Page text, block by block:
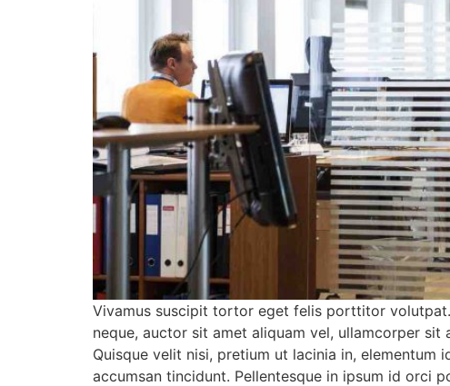
Vivamus suscipit tortor eget felis porttitor
neque, auctor sit amet aliquam vel, ullamcorper
Quisque velit nisi, pretium ut lacinia in,
accumsan tincidunt. Pellentesque in ipsum id orci